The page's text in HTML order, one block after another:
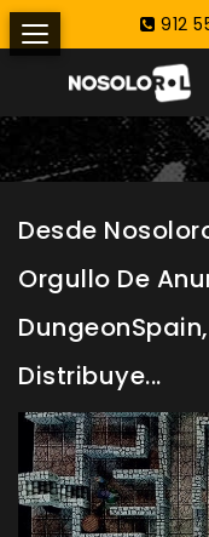
912
Desde
Orgullo De
Distribuye...